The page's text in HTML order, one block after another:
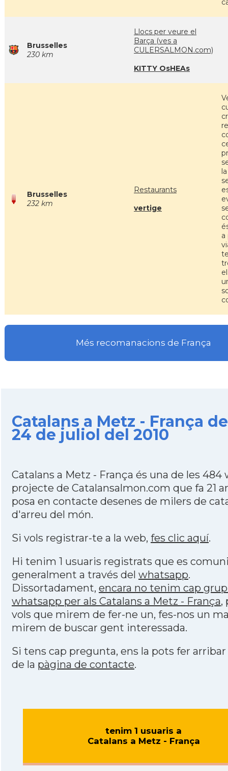
Brusselles
230 km
Llocs per veure el
Barça (ves a
CULERSALMON.com)
KITTY OsHEAs
Brusselles
232 km
Restaurants
vertige
a
Més recomanacions de França
Catalans a Metz - França
24 de juliol del 2010
Catalans a Metz - França és una de les 484
projecte de Catalansalmon.com que fa 21
posa en contacte desenes de milers de
d'arreu del món.
Si vols registrar-te a la web, fes clic aquí.
Hi tenim 1 usuaris registrats que es
generalment a través del whatsapp.
Dissortadament, encara no tenim cap
whatsapp per als Catalans a Metz - França,
vols que mirem de fer-ne un, fes-nos un
mirem de buscar gent interessada.
Si tens cap pregunta, ens la pots fer arribar
de la pàgina de contacte.
tenim 1 usuaris a
Catalans a Metz - França